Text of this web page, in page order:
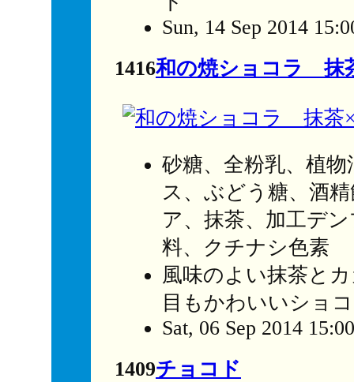
Sun, 14 Sep 2014
1416和の焼ショコラ 抹
砂糖、全粉乳、植
ス、ぶどう糖、酒
ア、抹茶、加工デ
料、クチナシ色素
風味のよい抹茶と
目もかわいいショ
Sat, 06 Sep 2014
1409チョコド